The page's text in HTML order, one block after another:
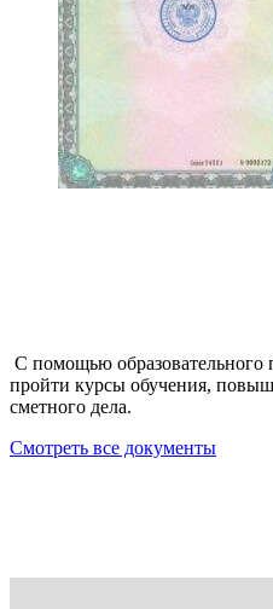
С помощью образовательного
пройти курсы обучения,
сметного дела.
Смотреть все документы